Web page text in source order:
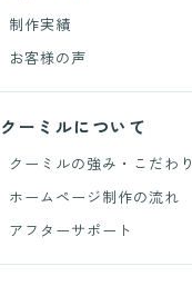
制作実績
お客様の声
クーミルについて
クーミルの強み・こだわり
ホームページ制作の流れ
アフターサポート